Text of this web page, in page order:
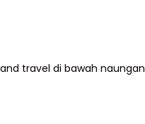
travel di bawah naungan